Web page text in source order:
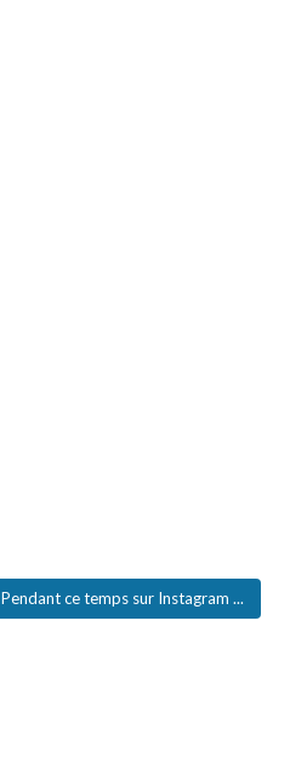
Pendant ce temps sur Instagram ...